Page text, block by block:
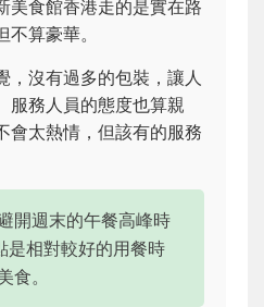
美食館香港走的是實在路
算豪華。
，沒有過多的包裝，讓人
服務人員的態度也算親
會太熱情，但該有的服務
開週末的午餐高峰時
相對較好的用餐時
食。